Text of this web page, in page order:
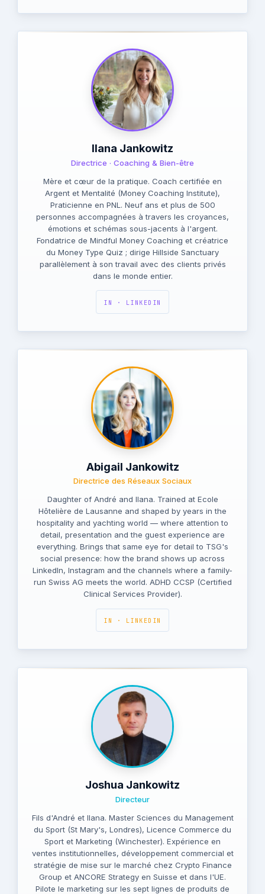
Ilana Jankowitz
Directrice · Coaching & Bien-être
Mère et cœur de la pratique. Coach certifiée en
Argent et Mentalité (Money Coaching Institute),
Praticienne en PNL. Neuf ans et plus de 500
personnes accompagnées à travers les croyances,
émotions et schémas sous-jacents à l'argent.
Fondatrice de Mindful Money Coaching et créatrice
du Money Type Quiz ; dirige Hillside Sanctuary
parallèlement à son travail avec des clients privés
dans le monde entier.
IN · LINKEDIN
Abigail Jankowitz
Directrice des Réseaux Sociaux
Daughter of André and Ilana. Trained at Ecole
Hôtelière de Lausanne and shaped by years in the
hospitality and yachting world — where attention to
detail, presentation and the guest experience are
everything. Brings that same eye for detail to TSG's
social presence: how the brand shows up across
LinkedIn, Instagram and the channels where a family-
run Swiss AG meets the world. ADHD CCSP (Certified
Clinical Services Provider).
IN · LINKEDIN
Joshua Jankowitz
Directeur
Fils d'André et Ilana. Master Sciences du Management
du Sport (St Mary's, Londres), Licence Commerce du
Sport et Marketing (Winchester). Expérience en
ventes institutionnelles, développement commercial et
stratégie de mise sur le marché chez Crypto Finance
Group et ANCORE Strategy en Suisse et dans l'UE.
Pilote le marketing sur les sept lignes de produits de